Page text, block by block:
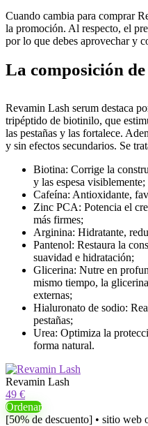
Cuando cambia para comprar
la promoción. Al respecto, el
por lo que debes aprovechar y
La composición
Revamin Lash serum destaca
tripéptido de biotinilo, que
las pestañas y las fortalece.
y sin efectos secundarios. Se
Biotina: Corrige la
y las espesa visiblemente;
Cafeína: Antioxidante,
Zinc PCA: Potencia el
más firmes;
Arginina: Hidratante,
Pantenol: Restaura la
suavidad e hidratación;
Glicerina: Nutre en
mismo tiempo, la
externas;
Hialuronato de sodio:
pestañas;
Urea: Optimiza la
forma natural.
Revamin Lash
49 €
Ordenar
[50% de descuento] • sitio web